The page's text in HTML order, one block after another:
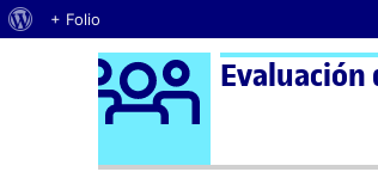
Quant al WordPress
+ Folio
Saltar al contingut Logo Ágora
Evaluación